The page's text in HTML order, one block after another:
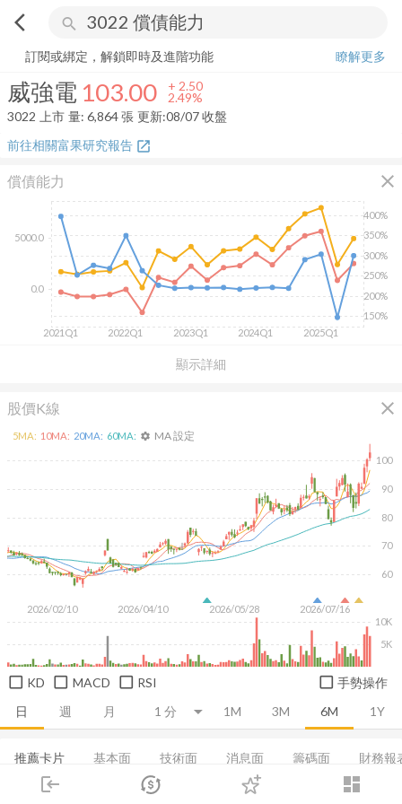
arrow_back_ios search
login dashboard
市場 登入
威強電 103.00+2.49%
訂閱或綁定，解鎖即時及進階功能
瞭解更多
威強電 103.00 + 2.50
2.49%
3022
上市 量: 6,864張 更新:08/07 收盤
前往相關富果研究報告 open_in_new
償債能力 close
顯示詳細
2021Q1 2022Q1 2023Q1 2024Q1 2025Q1
150%
200%
250%
300%
350%
400%
0.0
5000.0
股價K線 close
日 週 月 1M 3M 6M 1Y
2026/02/10 2026/04/10 2026/05/28 2026/07/16
60
70
80
90
100
5K
10K
5MA: 10MA: 20MA: 60MA: settings MA 設定
KD MACD RSI 手勢操作
推薦卡片 基本面 技術面 消息面 籌碼面 財務報
董監持股 營收